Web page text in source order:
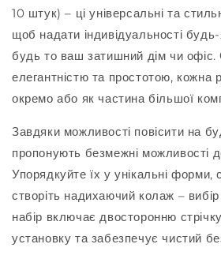
10 штук) – ці універсальні та
щоб надати індивідуальності
будь то ваш затишний дім чи офіс.
елегантністю та простотою, кожна
окремо або як частина більшої
Завдяки можливості повісити на
пропонують безмежні можливості
Упорядкуйте їх у унікальні форми,
створіть надихаючий колаж –
набір включає двосторонню
установку та забезпечує чистий